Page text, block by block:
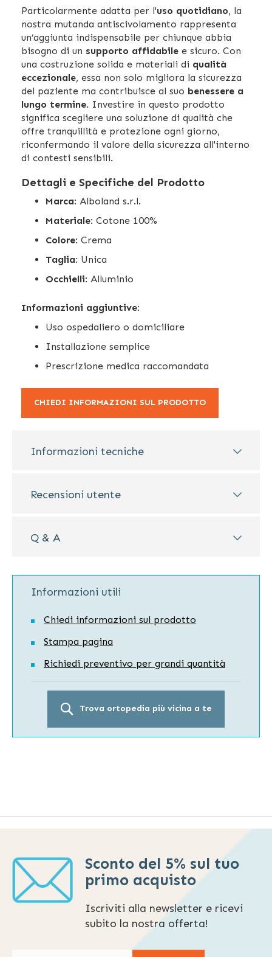
Particolarmente adatta per l'uso quotidiano, la
nostra mutanda antiscivolamento rappresenta
un’aggiunta indispensabile per chiunque abbia
bisogno di un supporto affidabile e sicuro. Con
una costruzione solida e materiali di qualità
eccezionale, essa non solo migliora la sicurezza
del paziente ma contribuisce al suo benessere a
lungo termine. Investire in questo prodotto
significa scegliere una soluzione di qualità che
offre tranquillità e protezione ogni giorno,
riconfermando il valore della sicurezza all'interno
di contesti sensibili.
Dettagli e Specifiche del Prodotto
Marca: Alboland s.r.l.
Materiale: Cotone 100%
Colore: Crema
Taglia: Unica
Occhielli: Alluminio
Informazioni aggiuntive:
Uso ospedaliero o domiciliare
Installazione semplice
Prescrizione medica raccomandata
CHIEDI INFORMAZIONI SUL PRODOTTO
Informazioni tecniche
Recensioni utente
Q & A
Informazioni utili
Chiedi informazioni sul prodotto
Stampa pagina
Richiedi preventivo per grandi quantità
Trova ortopedia più vicina a te
Sconto del 5% sul tuo
primo acquisto
Iscriviti alla newsletter e ricevi
subito la nostra offerta!